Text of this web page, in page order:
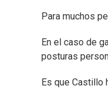
Para muchos
En el caso de
posturas
Es que